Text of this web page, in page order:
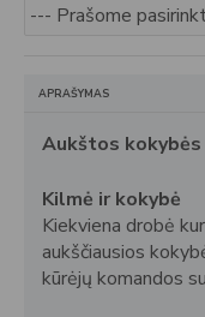
APRAŠYMAS
Aukštos
Kilmė ir kokybė
Kiekviena drobė
aukščiausios
kūrėjų komandos